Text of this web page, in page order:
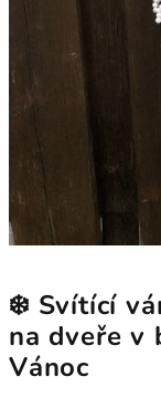
❄️ Svítící
na dveře v
Vánoc